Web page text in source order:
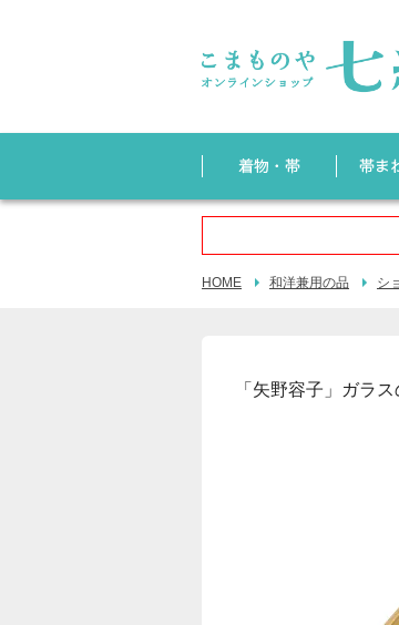
HOME 和洋兼用の品 シ
「矢野容子」ガラ